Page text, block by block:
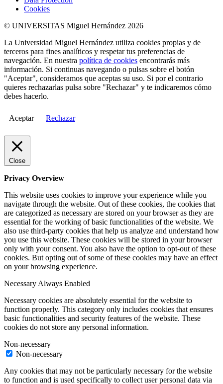
Cookies
© UNIVERSITAS Miguel Hernández 2026
La Universidad Miguel Hernández utiliza cookies propias y de
terceros para fines analíticos y respetar tus preferencias de
navegación. En nuestra política de cookies encontrarás más
información. Si continuas navegando o pulsas sobre el botón
"Aceptar", consideramos que aceptas su uso. Si por el contrario
quieres rechazarlas pulsa sobre "Rechazar" y te indicaremos cómo
debes hacerlo.
Aceptar Rechazar
Close
Privacy Overview
This website uses cookies to improve your experience while you
navigate through the website. Out of these cookies, the cookies that
are categorized as necessary are stored on your browser as they are
essential for the working of basic functionalities of the website. We
also use third-party cookies that help us analyze and understand how
you use this website. These cookies will be stored in your browser
only with your consent. You also have the option to opt-out of these
cookies. But opting out of some of these cookies may have an effect
on your browsing experience.
Necessary Always Enabled
Necessary cookies are absolutely essential for the website to
function properly. This category only includes cookies that ensures
basic functionalities and security features of the website. These
cookies do not store any personal information.
Non-necessary
Non-necessary
Any cookies that may not be particularly necessary for the website
to function and is used specifically to collect user personal data via